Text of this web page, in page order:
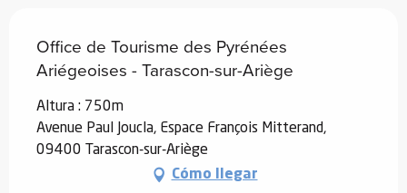
Office de Tourisme des Pyrénées
Ariégeoises - Tarascon-sur-Ariège
Altura : 750m
Avenue Paul Joucla, Espace François Mitterand,
09400 Tarascon-sur-Ariège
Cómo llegar